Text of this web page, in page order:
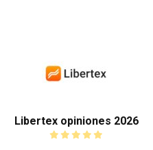
Libertex opiniones 2026